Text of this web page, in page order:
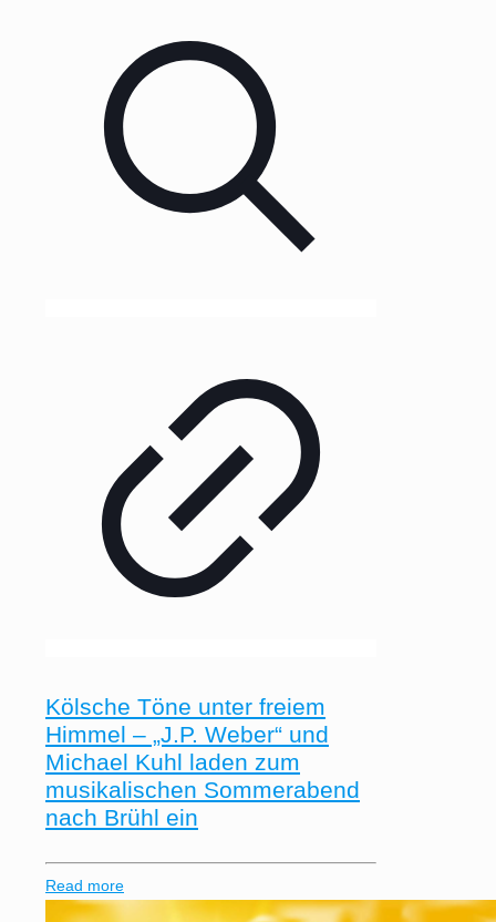
Kölsche Töne unter freiem
Himmel – „J.P. Weber“ und
Michael Kuhl laden zum
musikalischen Sommerabend
nach Brühl ein
Read more